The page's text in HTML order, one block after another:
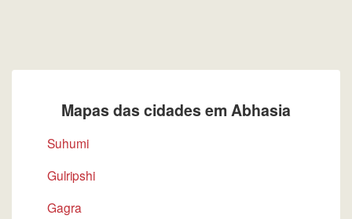
Mapas das cidades em Abhasia
Suhumi
Gulripshi
Gagra